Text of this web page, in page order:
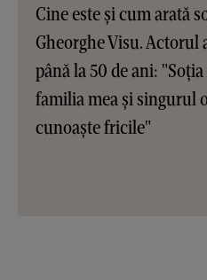
Cine este și cum arată
Gheorghe Visu. Actorul
până la 50 de ani:
familia mea și singurul
cunoaște fricile"